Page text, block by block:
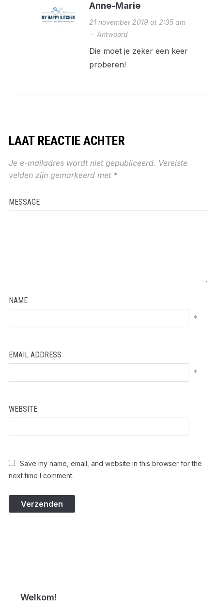
Anne-Marie
21 november 2019 at 2:35 am
· Antwoord
Die moet je zeker een keer
proberen!
LAAT REACTIE ACHTER
Je e-mailadres wordt niet gepubliceerd. Vereiste
velden zijn gemarkeerd met *
MESSAGE
NAME
*
EMAIL ADDRESS
*
WEBSITE
Save my name, email, and website in this browser for the
next time I comment.
Welkom!